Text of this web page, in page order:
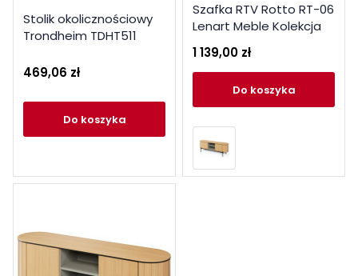
Stolik okolicznościowy
Trondheim TDHT511
Trondheim
469,06 zł
do koszyka
Szafka RTV Rotto RT-06
Lenart Meble Kolekcja
1 139,00 zł
do koszyka